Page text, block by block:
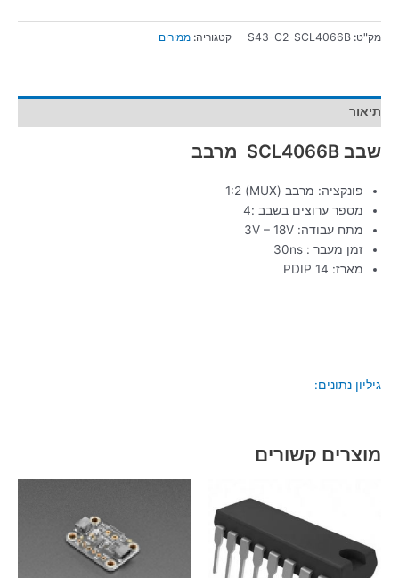
מק"ט: S43-C2-SCL4066B קטגוריה: ממירים
תיאור
שבב SCL4066B מרבב
פונקציה: מרבב (MUX) 1:2
מספר ערוצים בשבב :4
מתח עבודה: 3V – 18V
זמן מעבר : 30ns
מארז: PDIP 14
גיליון נתונים:
מוצרים קשורים